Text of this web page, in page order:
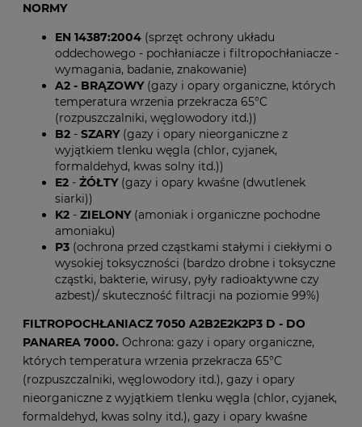
NORMY
EN 14387:2004 (sprzęt ochrony układu
oddechowego - pochłaniacze i filtropochłaniacze -
wymagania, badanie, znakowanie)
A2 - BRĄZOWY (gazy i opary organiczne, których
temperatura wrzenia przekracza 65°C
(rozpuszczalniki, węglowodory itd.))
B2 - SZARY(gazy i opary nieorganiczne z
wyjątkiem tlenku węgla (chlor, cyjanek,
formaldehyd, kwas solny itd.))
E2 - ŻÓŁTY(gazy i opary kwaśne (dwutlenek
siarki))
K2 - ZIELONY(amoniak i organiczne pochodne
amoniaku)
P3 (ochrona przed cząstkami stałymi i ciekłymi o
wysokiej toksyczności (bardzo drobne i toksyczne
cząstki, bakterie, wirusy, pyły radioaktywne czy
azbest)/ skuteczność filtracji na poziomie 99%)
FILTROPOCHŁANIACZ 7050 A2B2E2K2P3 D - DO
PANAREA 7000. Ochrona: gazy i opary organiczne,
których temperatura wrzenia przekracza 65°C
(rozpuszczalniki, węglowodory itd.), gazy i opary
nieorganiczne z wyjątkiem tlenku węgla (chlor, cyjanek,
formaldehyd, kwas solny itd.), gazy i opary kwaśne